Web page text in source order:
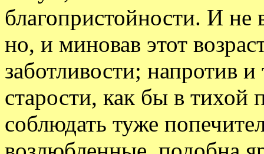
благопристойности. И
но, и миновав этот
заботливости; напротив и
старости, как бы в тихой
соблюдать туже